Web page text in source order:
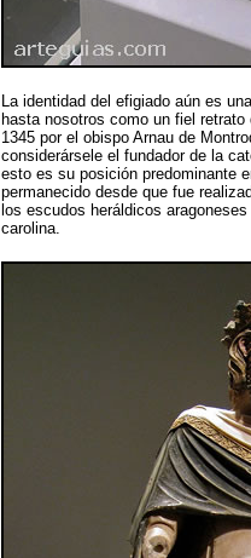
La identidad del efigiado aún es
hasta nosotros como un fiel
1345 por el obispo Arnau de
considerársele el fundador de la
esto es su posición predominante
permanecido desde que fue
los escudos heráldicos
carolina.